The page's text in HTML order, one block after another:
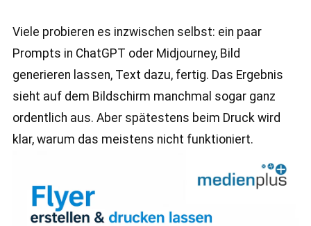
Viele probieren es inzwischen selbst: ein paar
Prompts in ChatGPT oder Midjourney, Bild
generieren lassen, Text dazu, fertig. Das Ergebnis
sieht auf dem Bildschirm manchmal sogar ganz
ordentlich aus. Aber spätestens beim Druck wird
klar, warum das meistens nicht funktioniert.